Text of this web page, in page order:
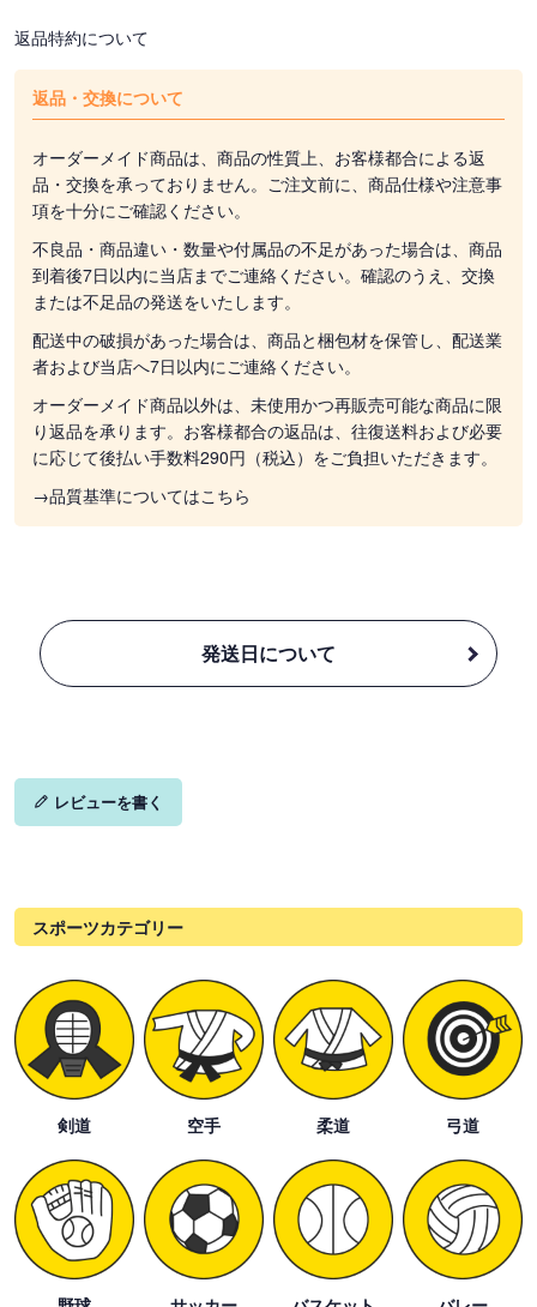
返品特約について
返品・交換について
オーダーメイド商品は、商品の性質上、お客様都合による返
品・交換を承っておりません。ご注文前に、商品仕様や注意事
項を十分にご確認ください。
不良品・商品違い・数量や付属品の不足があった場合は、商品
到着後7日以内に当店までご連絡ください。確認のうえ、交換
または不足品の発送をいたします。
配送中の破損があった場合は、商品と梱包材を保管し、配送業
者および当店へ7日以内にご連絡ください。
オーダーメイド商品以外は、未使用かつ再販売可能な商品に限
り返品を承ります。お客様都合の返品は、往復送料および必要
に応じて後払い手数料290円（税込）をご負担いただきます。
→品質基準についてはこちら
発送日について
レビューを書く
スポーツカテゴリー
剣道 空手 柔道 弓道